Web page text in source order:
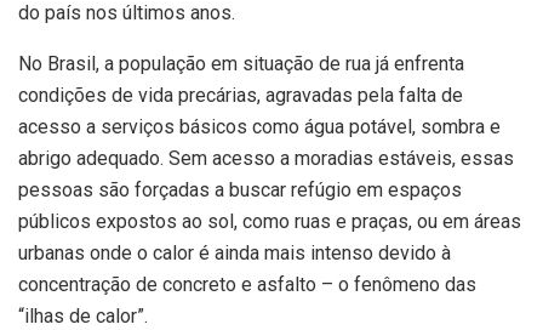
do país nos últimos anos.
No Brasil, a população em situação de rua já enfrenta
condições de vida precárias, agravadas pela falta de
acesso a serviços básicos como água potável, sombra e
abrigo adequado. Sem acesso a moradias estáveis, essas
pessoas são forçadas a buscar refúgio em espaços
públicos expostos ao sol, como ruas e praças, ou em áreas
urbanas onde o calor é ainda mais intenso devido à
concentração de concreto e asfalto – o fenômeno das
“ilhas de calor”.